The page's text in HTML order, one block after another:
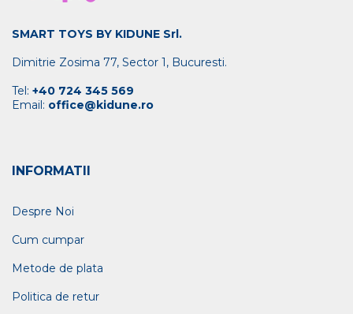
SMART TOYS BY KIDUNE Srl.
Dimitrie Zosima 77, Sector 1, Bucuresti.
Tel: +40 724 345 569
Email: office@kidune.ro
INFORMATII
Despre Noi
Cum cumpar
Metode de plata
Politica de retur